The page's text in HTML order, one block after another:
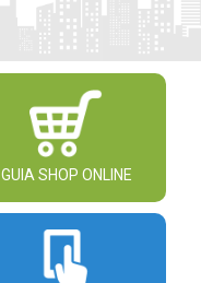
GUIA SHOP ONLINE